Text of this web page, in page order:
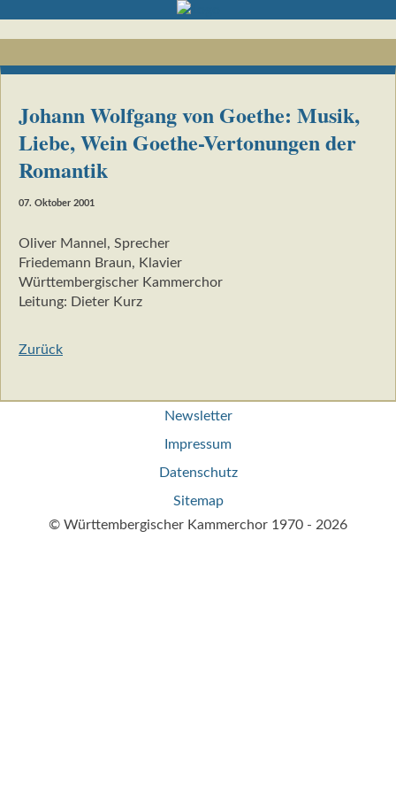
Johann Wolfgang von Goethe: Musik,
Liebe, Wein Goethe-Vertonungen der
Romantik
07. Oktober 2001
Oliver Mannel, Sprecher
Friedemann Braun, Klavier
Württembergischer Kammerchor
Leitung: Dieter Kurz
Zurück
Newsletter
Impressum
Datenschutz
Sitemap
© Württembergischer Kammerchor 1970 - 2026